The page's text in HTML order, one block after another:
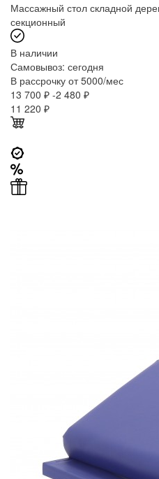
Массажный стол складной
секционный
В наличии
Самовывоз: сегодня
В рассрочку от 5000/мес
13 700 ₽ -2 480 ₽
11 220 ₽